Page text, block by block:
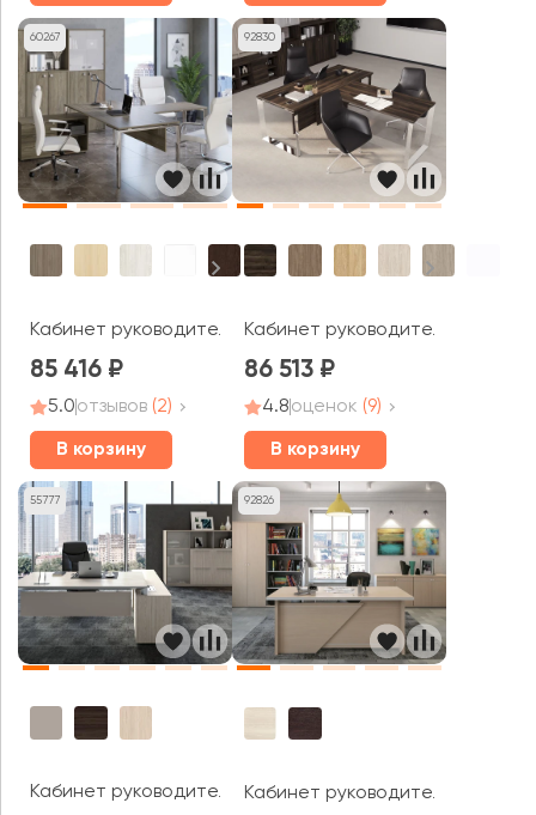
60267
Кабинет руководителя Метал Систем Директ / Metal
85 416
5.0отзывов (2)
В корзину
92830
Кабинет руководителя Оникс
86 513
4.8оценок (9)
В корзину
55777
Кабинет руководителя Атлас / Atlas
92826
Кабинет руководителя Зум /